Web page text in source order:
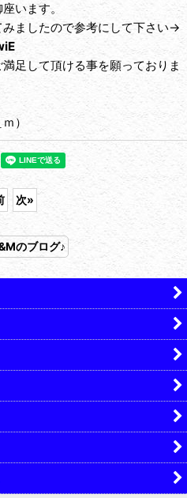
います。
ましたので参考にして下さい→
足して頂ける事を願っておりま
）
次»
のブログ♪